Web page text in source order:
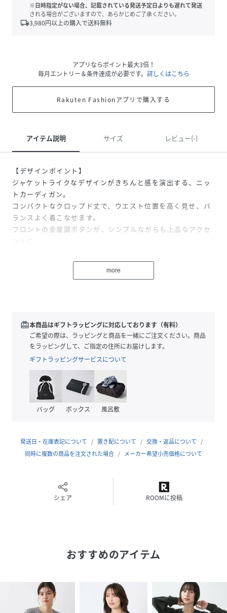
※日時指定がない場合、記載されている発送予定日よりも遅れて発送
される場合がございますので、あらかじめご了承ください。
local_shipping3,980円以上の購入で送料無料
アプリならポイント最大3倍！
毎月エントリー＆条件達成が必要です。 詳しくはこちら
Rakuten Fashionアプリで購入する
アイテム説明 サイズ レビュー(-)
【デザインポイント】
ジャケットライクなデザインがきちんと感を演出する、ニッ
トカーディガン。
コンパクトなクロップド丈で、ウエスト位置を高く見せ、バ
ランスよく着こなせます。
フロントの金属調ボタンが、シンプルながらも上品なアクセ
スカートやきれいめパンツと合わせれば、通勤や学校行事な
どのきちんとシーンにも活躍します。
前を留めてプルオーバー風に着るのも◎
【素材ポイント】
UVカット・マシンウォッシャブルの機能付きで、デイリーに
使いやすい素材。
総針編みならではの程よい肉感とハリがあり、ロングシーズ
【仕様】
・ポケット数：前×2
レディース
素材 レーヨン54％ ナイロン46％
more
redeem本商品はギフトラッピングに対応しております（有料）
ご希望の際は、ラッピングと商品を一緒にご注文ください。商品
をラッピングして、ご指定の住所にお届けします。
ギフトラッピングサービスについて
バッグ ボックス 風呂敷
発送日・在庫表記について 置き配について
交換・返品について
同時に複数の商品を注文された場合
メーカー希望小売価格について
シェア ROOMに投稿
おすすめのアイテム